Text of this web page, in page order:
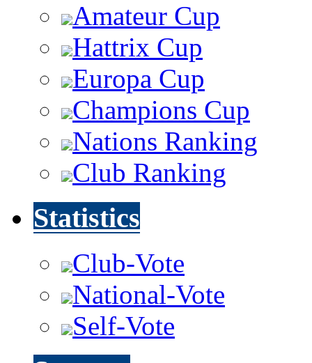
Amateur Cup
Hattrix Cup
Europa Cup
Champions Cup
Nations Ranking
Club Ranking
Statistics
Club-Vote
National-Vote
Self-Vote